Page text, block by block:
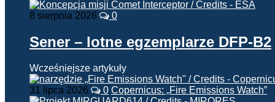
8 sierpnia 2026 0
Sener – lotne egzemplarze DFP-B2
Wcześniejsze artykuły
31 lipca 2026 0 Copernicus: „Fire Emissions Watch”